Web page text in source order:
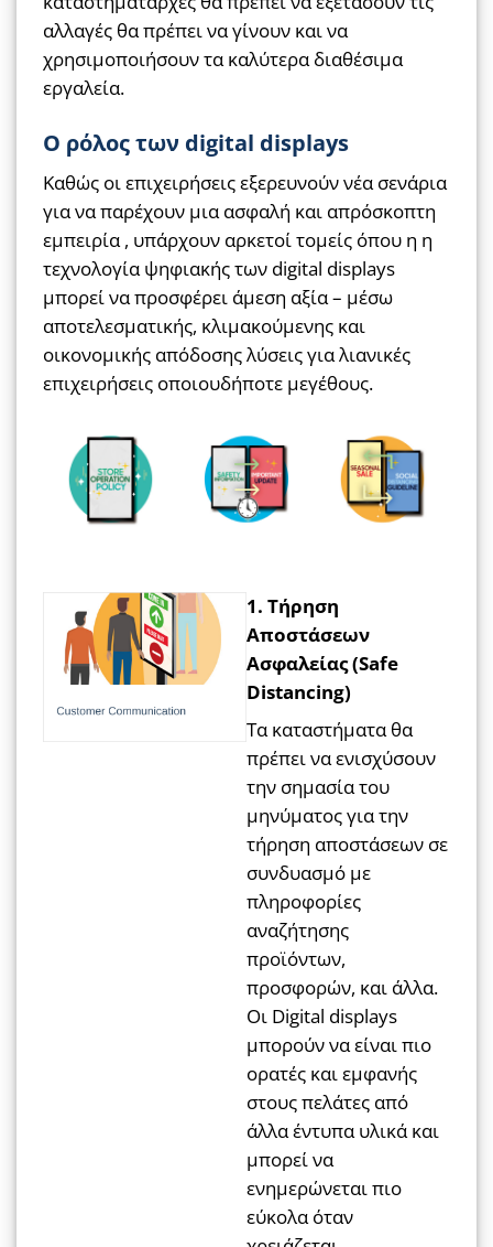
αλλαγές θα πρέπει να γίνουν και να
χρησιμοποιήσουν τα καλύτερα διαθέσιμα
εργαλεία.
Ο ρόλος των digital displays
Καθώς οι επιχειρήσεις εξερευνούν νέα σενάρια
για να παρέχουν μια ασφαλή και απρόσκοπτη
εμπειρία , υπάρχουν αρκετοί τομείς όπου η η
τεχνολογία ψηφιακής των digital displays
μπορεί να προσφέρει άμεση αξία – μέσω
αποτελεσματικής, κλιμακούμενης και
οικονομικής απόδοσης λύσεις για λιανικές
επιχειρήσεις οποιουδήποτε μεγέθους.
1. Τήρηση
Αποστάσεων
Ασφαλείας (Safe
Distancing)
Τα καταστήματα θα
πρέπει να ενισχύσουν
την σημασία του
μηνύματος για την
τήρηση αποστάσεων σε
συνδυασμό με
πληροφορίες
αναζήτησης
προϊόντων,
προσφορών, και άλλα.
Οι Digital displays
μπορούν να είναι πιο
ορατές και εμφανής
στους πελάτες από
άλλα έντυπα υλικά και
μπορεί να
ενημερώνεται πιο
εύκολα όταν